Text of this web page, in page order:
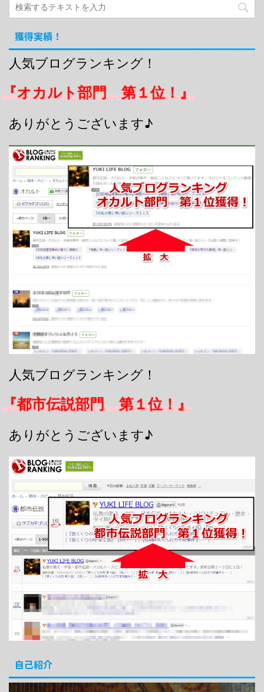
獲得実績！
人気ブログランキング！
『オカルト部門 第１位！』
ありがとうございます♪
人気ブログランキング！
『都市伝説部門 第１位！』
ありがとうございます♪
自己紹介